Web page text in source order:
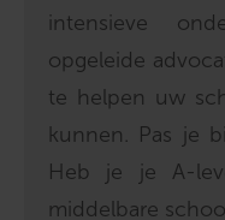
intensieve
opgeleide
te helpen uw
kunnen. Pas je
Heb je je A-
middelbare